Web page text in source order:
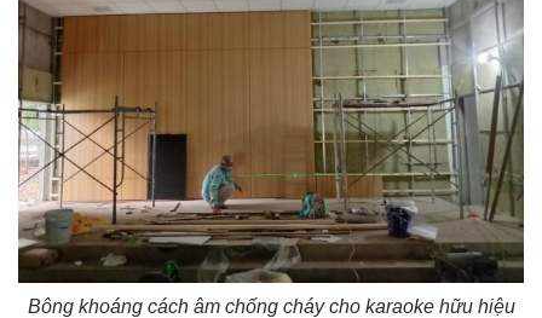
Bông khoáng cách âm chống cháy cho karaoke hữu hiệu